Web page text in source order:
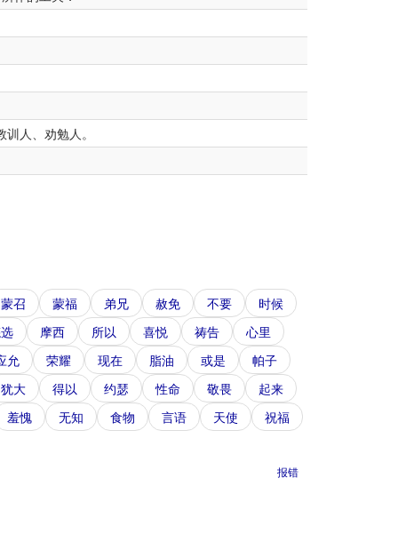
人、劝勉人。
蒙召 蒙福 弟兄 赦免 不要
时候
摩西 所以 喜悦 祷告
心里
允
荣耀 现在 脂油 或是
帕子
犹大
得以 约瑟 性命 敬畏
起来
羞愧
无知 食物 言语 天使 祝福
报错